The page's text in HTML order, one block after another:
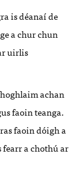
is déanaí de
a chur chun
uirlis
achan
faoin teanga.
faoin dóigh a
a chothú ar